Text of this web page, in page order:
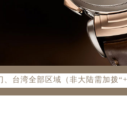
台湾全部区域（非大陆需加拨
）（需提前预约）